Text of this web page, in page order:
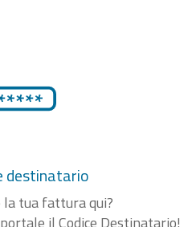
destinatario
la tua fattura qui?
il Codice Destinatario!